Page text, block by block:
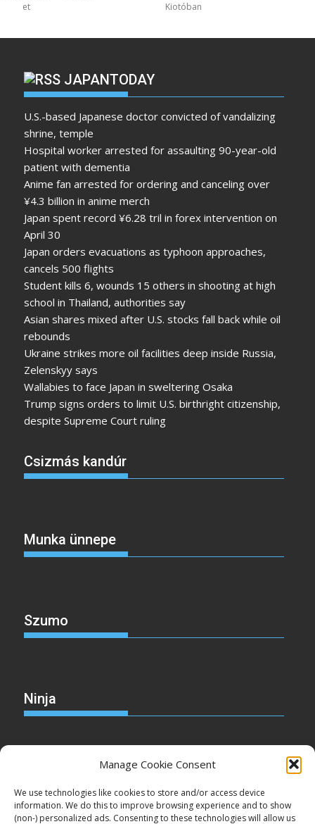
Manage Cookie Consent
We use technologies like cookies to store and/or access device
information. We do this to improve browsing experience and to show
(non-) personalized ads. Consenting to these technologies will allow us
et
Kiotóban
JAPANTODAY
U.S.-based Japanese doctor convicted of vandalizing
shrine, temple
Hospital worker arrested for assaulting 90-year-old
patient with dementia
Anime fan arrested for ordering and canceling over
¥4.3 billion in anime merch
Japan spent record ¥6.28 tril in forex intervention on
April 30
Japan orders evacuations as typhoon approaches,
cancels 500 flights
Student kills 6, wounds 15 others in shooting at high
school in Thailand, authorities say
Asian shares mixed after U.S. stocks fall back while oil
rebounds
Ukraine strikes more oil facilities deep inside Russia,
Zelenskyy says
Wallabies to face Japan in sweltering Osaka
Trump signs orders to limit U.S. birthright citizenship,
despite Supreme Court ruling
Csizmás kandúr
Munka ünnepe
Szumo
Ninja